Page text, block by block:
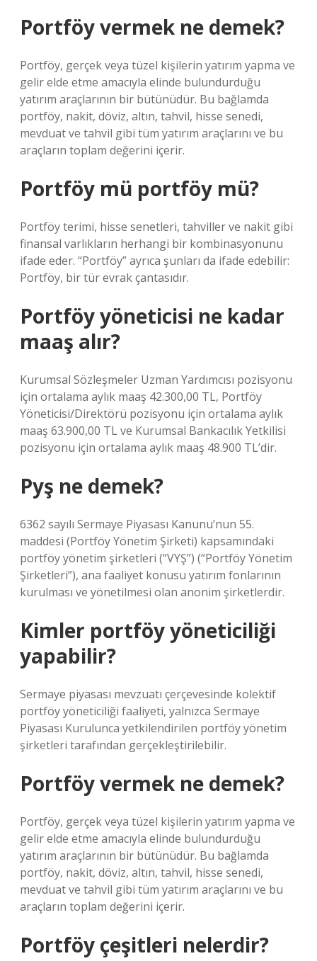
Portföy vermek ne demek?
Portföy, gerçek veya tüzel kişilerin yatırım yapma ve
gelir elde etme amacıyla elinde bulundurduğu
yatırım araçlarının bir bütünüdür. Bu bağlamda
portföy, nakit, döviz, altın, tahvil, hisse senedi,
mevduat ve tahvil gibi tüm yatırım araçlarını ve bu
araçların toplam değerini içerir.
Portföy mü portföy mü?
Portföy terimi, hisse senetleri, tahviller ve nakit gibi
finansal varlıkların herhangi bir kombinasyonunu
ifade eder. “Portföy” ayrıca şunları da ifade edebilir:
Portföy, bir tür evrak çantasıdır.
Portföy yöneticisi ne kadar
maaş alır?
Kurumsal Sözleşmeler Uzman Yardımcısı pozisyonu
için ortalama aylık maaş 42.300,00 TL, Portföy
Yöneticisi/Direktörü pozisyonu için ortalama aylık
maaş 63.900,00 TL ve Kurumsal Bankacılık Yetkilisi
pozisyonu için ortalama aylık maaş 48.900 TL’dir.
Pyş ne demek?
6362 sayılı Sermaye Piyasası Kanunu’nun 55.
maddesi (Portföy Yönetim Şirketi) kapsamındaki
portföy yönetim şirketleri (“VYŞ”) (“Portföy Yönetim
Şirketleri”), ana faaliyet konusu yatırım fonlarının
kurulması ve yönetilmesi olan anonim şirketlerdir.
Kimler portföy yöneticiliği
yapabilir?
Sermaye piyasası mevzuatı çerçevesinde kolektif
portföy yöneticiliği faaliyeti, yalnızca Sermaye
Piyasası Kurulunca yetkilendirilen portföy yönetim
şirketleri tarafından gerçekleştirilebilir.
Portföy vermek ne demek?
Portföy, gerçek veya tüzel kişilerin yatırım yapma ve
gelir elde etme amacıyla elinde bulundurduğu
yatırım araçlarının bir bütünüdür. Bu bağlamda
portföy, nakit, döviz, altın, tahvil, hisse senedi,
mevduat ve tahvil gibi tüm yatırım araçlarını ve bu
araçların toplam değerini içerir.
Portföy çeşitleri nelerdir?